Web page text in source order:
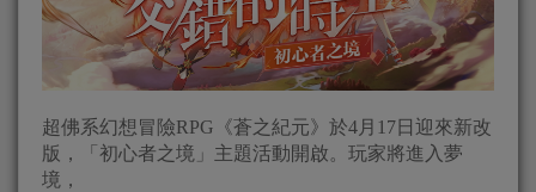
超佛系幻想冒險RPG《蒼之紀元》於4月17日迎來新改
版，「初心者之境」主題活動開啟。玩家將進入夢
境，